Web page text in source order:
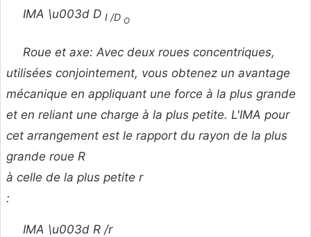
IMA \u003d D I /D O
Roue et axe: Avec deux roues concentriques,
utilisées conjointement, vous obtenez un avantage
mécanique en appliquant une force à la plus grande
et en reliant une charge à la plus petite. L'IMA pour
cet arrangement est le rapport du rayon de la plus
grande roue R
à celle de la plus petite r
:
IMA \u003d R /r